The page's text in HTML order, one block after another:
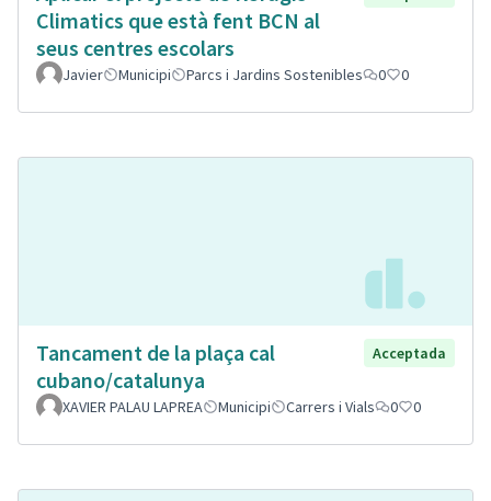
Climatics que està fent BCN al
seus centres escolars
Javier Municipi Parcs i Jardins Sostenibles 0 0
Tancament de la plaça cal
cubano/catalunya
Acceptada
XAVIER PALAU LAPREA Municipi Carrers i Vials 0 0